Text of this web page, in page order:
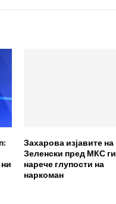
Захарова изјавите на
Зеленски пред МКС ги
нарече глупости на
наркоман